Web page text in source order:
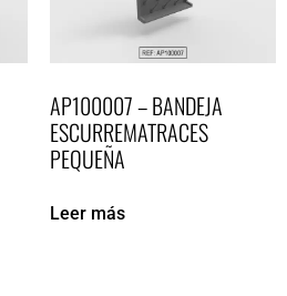
AP100007 – BANDEJA
ESCURREMATRACES
PEQUEÑA
Leer más